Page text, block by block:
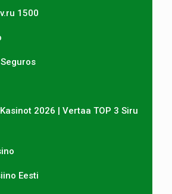
1500
2026 | Vertaa TOP 3 Siru
Eesti